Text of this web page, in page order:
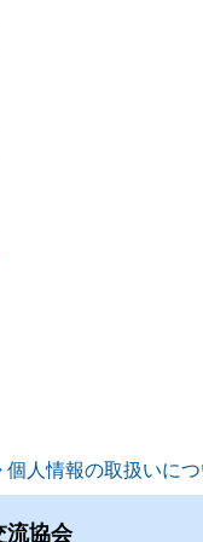
個人情報の取扱いに
協会